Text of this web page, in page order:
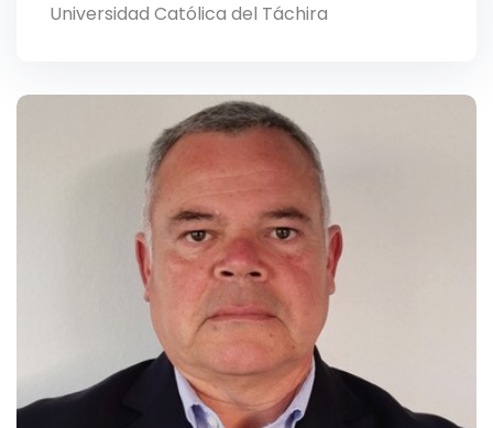
Universidad Católica del Táchira